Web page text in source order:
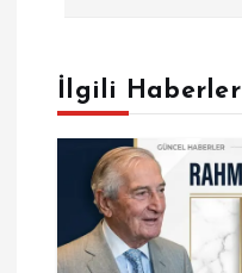
e
z
n
İlgili Haberler